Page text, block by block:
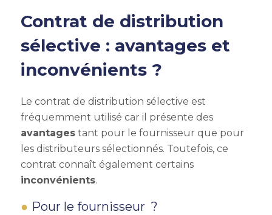
Contrat de distribution
sélective : avantages et
inconvénients ?
Le contrat de distribution sélective est
fréquemment utilisé car il présente des
avantagestant pour le fournisseur que pour
les distributeurs sélectionnés. Toutefois, ce
contrat connaît également certains
inconvénients.
Pour le fournisseur ?